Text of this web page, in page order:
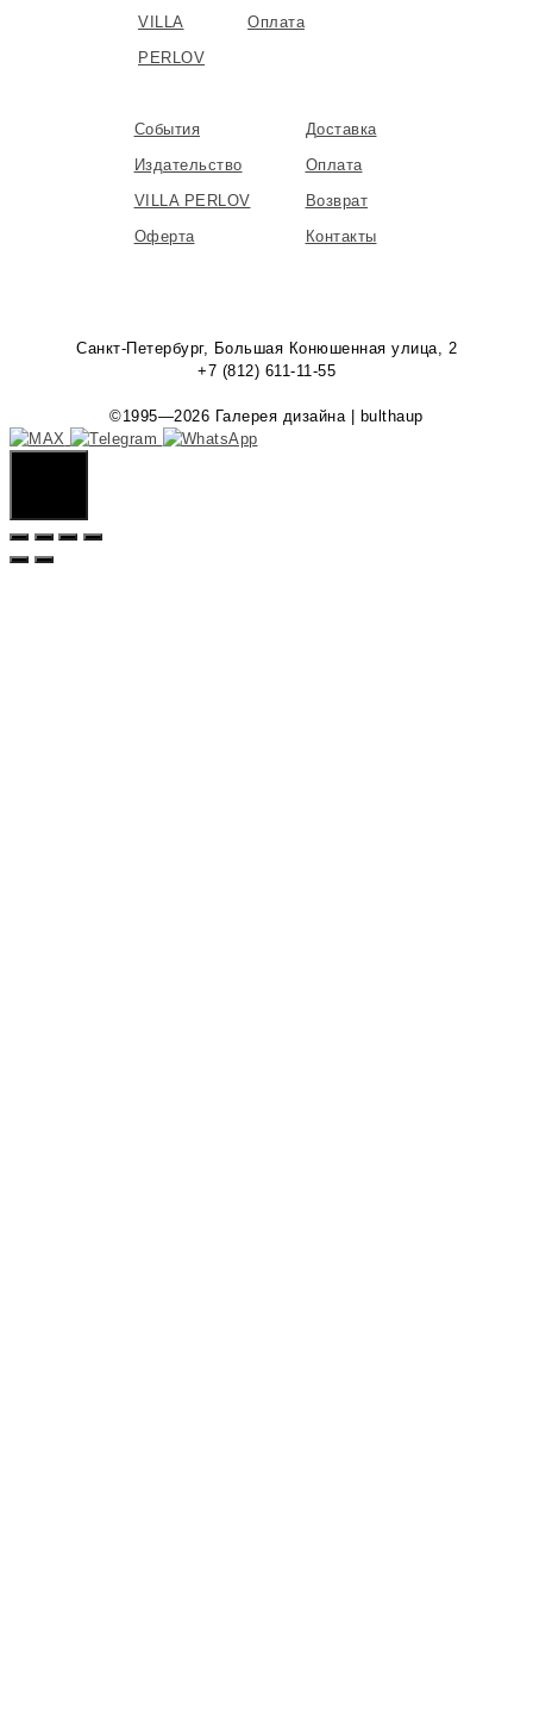
VILLA
PERLOV
Оплата
События
Издательство
VILLA PERLOV
Оферта
Доставка
Оплата
Возврат
Контакты
Санкт-Петербург, Большая Конюшенная улица, 2
+7 (812) 611-11-55
©1995—2026 Галерея дизайна | bulthaup